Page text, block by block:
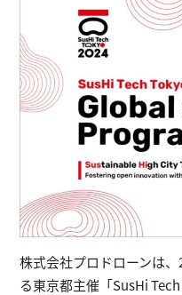
株式会社プロドローンは
る東京都主催「SusHi